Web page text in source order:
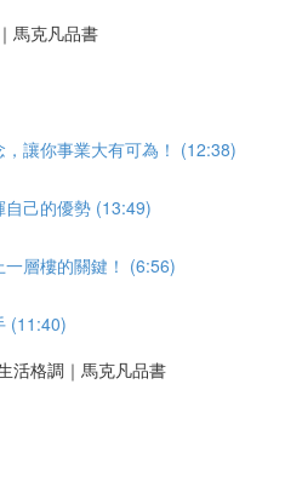
馬克凡品書
讓你事業大有可為！ (12:38)
己的優勢 (13:49)
層樓的關鍵！ (6:56)
(11:40)
活格調｜馬克凡品書